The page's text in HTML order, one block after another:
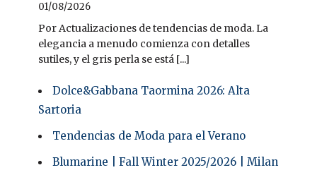
01/08/2026
Por Actualizaciones de tendencias de moda. La
elegancia a menudo comienza con detalles
sutiles, y el gris perla se está [...]
Dolce&Gabbana Taormina 2026: Alta
Sartoria
Tendencias de Moda para el Verano
Blumarine | Fall Winter 2025/2026 | Milan